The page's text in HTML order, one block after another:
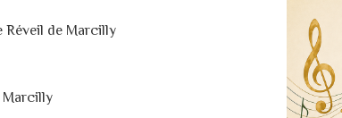
Réveil de Marcilly
Marcilly